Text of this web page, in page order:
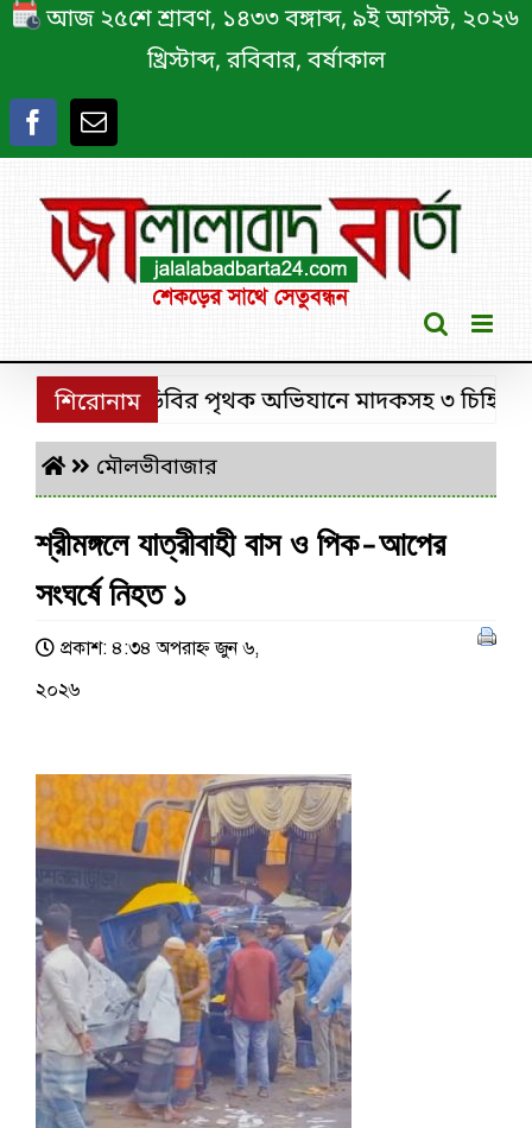
Skip
content
আজ ২৫শে শ্রাবণ, ১৪৩৩ বঙ্গাব্দ, ৯ই আগস্ট, ২০২৬
খ্রিস্টাব্দ, রবিবার, বর্ষাকাল
শিরোনাম
শ্রীমঙ্গলে ডিবির পৃথক অভিযানে মাদকসহ ৩ চিহ্নিত
মৌলভীবাজার
শ্রীমঙ্গলে যাত্রীবাহী বাস ও পিক-আপের
সংঘর্ষে নিহত ১
প্রকাশ: ৪:৩৪ অপরাহ্ণ জুন ৬,
২০২৬